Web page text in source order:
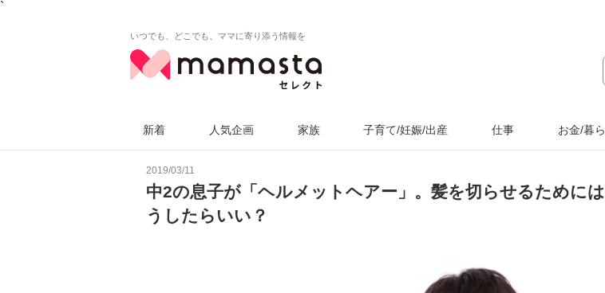
`
いつでも、どこでも、ママに寄り添う情報を
新着 人気企画 家族 子育て/妊娠/出産 仕事 お金/暮
2019/03/11
中2の息子が「ヘルメットヘアー」。髪を切らせるために
うしたらいい？